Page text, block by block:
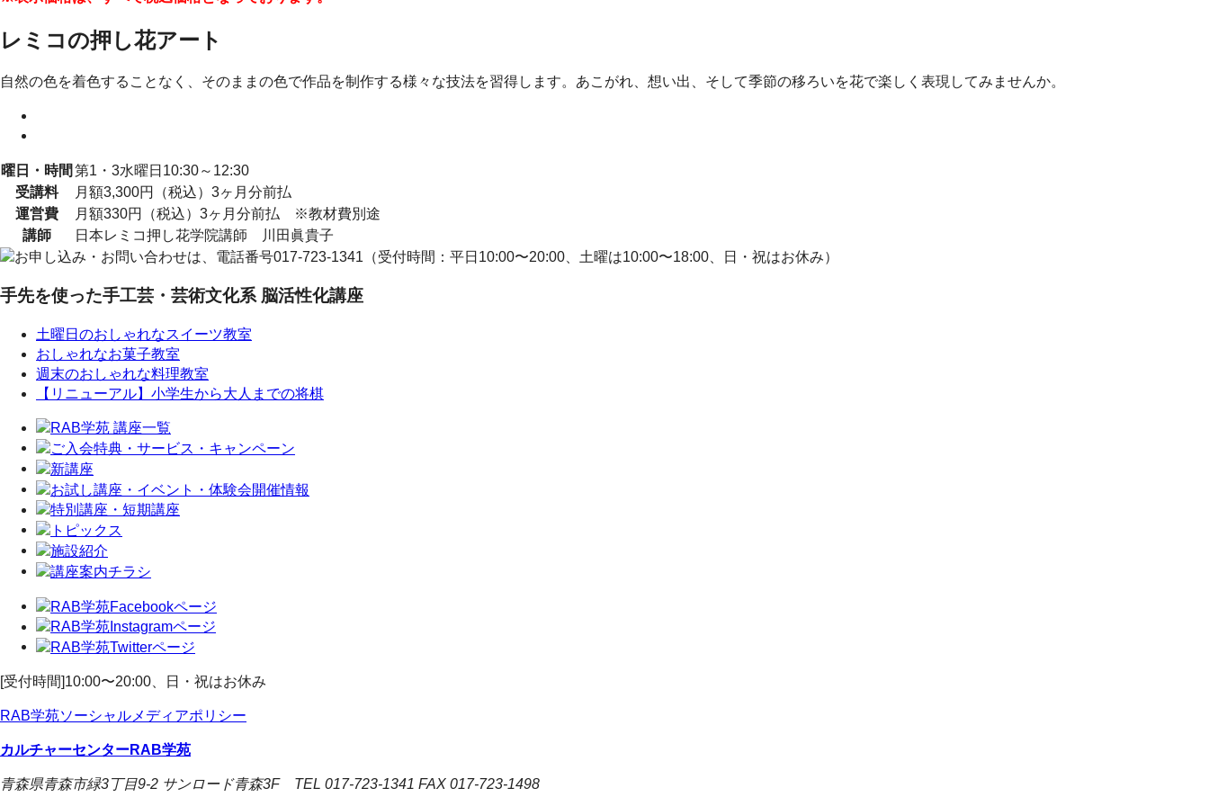
レミコの押し花アート
自然の色を着色することなく、そのままの色で作品を制作する様々な技法を習得します。あこがれ、想い出、そして季節の移ろいを花で楽しく表現してみませんか。
曜日・時間 第1・3水曜日10:30～12:30
受講料
月額3,300円（税込）3ヶ月分前払
運営費
月額330円（税込）3ヶ月分前払 ※教材費別途
講師
日本レミコ押し花学院講師 川田眞貴子
手先を使った手工芸・芸術文化系 脳活性化講座
土曜日のおしゃれなスイーツ教室
おしゃれなお菓子教室
週末のおしゃれな料理教室
【リニューアル】小学生から大人までの将棋
[受付時間]10:00〜20:00、日・祝はお休み
RAB学苑ソーシャルメディアポリシー
カルチャーセンターRAB学苑
青森県青森市緑3丁目9-2 サンロード青森3F TEL 017-723-1341 FAX 017-723-1498